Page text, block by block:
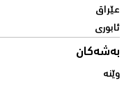
عێراق
ئابوری
بەشەکان
وێنە